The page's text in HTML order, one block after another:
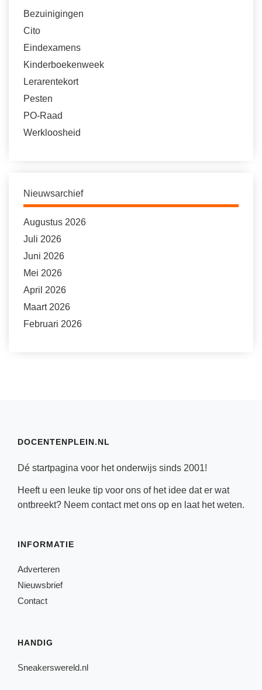
Bezuinigingen
Cito
Eindexamens
Kinderboekenweek
Lerarentekort
Pesten
PO-Raad
Werkloosheid
Nieuwsarchief
Augustus 2026
Juli 2026
Juni 2026
Mei 2026
April 2026
Maart 2026
Februari 2026
DOCENTENPLEIN.NL
Dé startpagina voor het onderwijs sinds 2001!
Heeft u een leuke tip voor ons of het idee dat er wat
ontbreekt? Neem contactmet ons op en laat het weten.
INFORMATIE
Adverteren
Nieuwsbrief
Contact
HANDIG
Sneakerswereld.nl